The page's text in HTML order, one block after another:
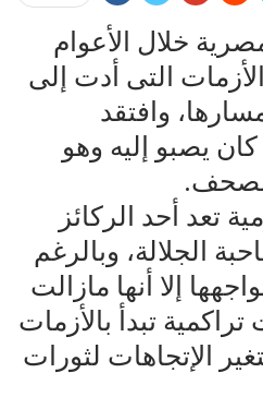
خلال الأعوام
التى أدت إلى
وافتقد
يصبو إليه وهو
تعد أحد الركائز
الجلالة، وبالرغم
إلا أنها مازالت
تبدأ بالأزمات
الإتجاهات لثورات